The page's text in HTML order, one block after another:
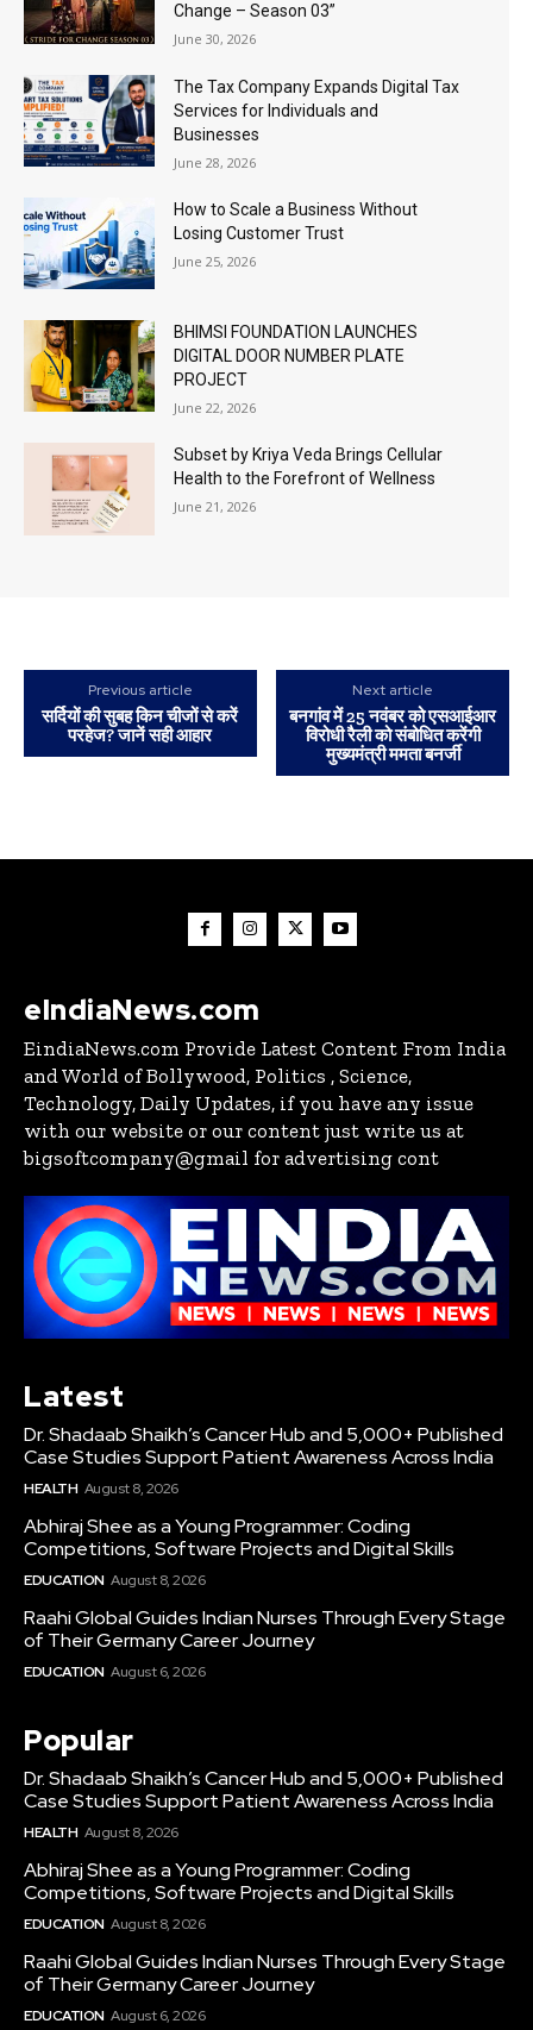
Change – Season 03”
June 30, 2026
The Tax Company Expands Digital Tax
Services for Individuals and
Businesses
June 28, 2026
How to Scale a Business Without
Losing Customer Trust
June 25, 2026
BHIMSI FOUNDATION LAUNCHES
DIGITAL DOOR NUMBER PLATE
PROJECT
June 22, 2026
Subset by Kriya Veda Brings Cellular
Health to the Forefront of Wellness
June 21, 2026
Previous article
सर्दियों की सुबह किन चीजों से करें
परहेज? जानें सही आहार
Next article
बनगांव में 25 नवंबर को एसआईआर
विरोधी रैली को संबोधित करेंगी
मुख्यमंत्री ममता बनर्जी
eIndiaNews.com
EindiaNews.com Provide Latest Content From India
and World of Bollywood, Politics , Science,
Technology, Daily Updates, if you have any issue
with our website or our content just write us at
bigsoftcompany@gmail for advertising cont
Latest
Dr. Shadaab Shaikh’s Cancer Hub and 5,000+ Published
Case Studies Support Patient Awareness Across India
HEALTH August 8, 2026
Abhiraj Shee as a Young Programmer: Coding
Competitions, Software Projects and Digital Skills
EDUCATION August 8, 2026
Raahi Global Guides Indian Nurses Through Every Stage
of Their Germany Career Journey
EDUCATION August 6, 2026
Popular
Dr. Shadaab Shaikh’s Cancer Hub and 5,000+ Published
Case Studies Support Patient Awareness Across India
HEALTH August 8, 2026
Abhiraj Shee as a Young Programmer: Coding
Competitions, Software Projects and Digital Skills
EDUCATION August 8, 2026
Raahi Global Guides Indian Nurses Through Every Stage
of Their Germany Career Journey
EDUCATION August 6, 2026